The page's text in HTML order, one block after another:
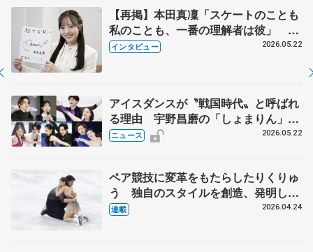
【再掲】本田真凜「スケートのことも
私のことも、一番の理解者は彼」 引
退時の単独インタビューで語った競技
インタビュー 2026.05.22
アイスダンスが〝戦国時代〟と呼ばれ
る理由 宇野昌磨の「しょまりん」ら
実力者が相次いで参戦 国内の競争激
ニュース 2026.05.22
ペア競技に変革をもたらしたりくりゅ
う 独自のスタイルを創造、発明した
【引退発表後②】
連載 2026.04.24